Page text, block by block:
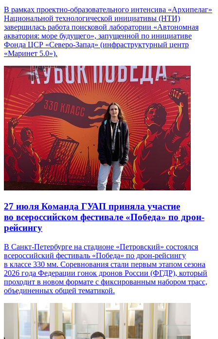
В рамках проектно-образовательного интенсива «Архипелаг»
Национальной технологической инициативы (НТИ)
завершилась работа поисковой лаборатории «Автономная
акватория: море будущего», запущенной по инициативе
Фонда ЦСР «Северо-Запад» (инфраструктурный центр
«Маринет 5.0»).
27 июля Команда ГУАП приняла участие
во всероссийском фестивале «Победа» по дрон-
рейсингу
В Санкт-Петербурге на стадионе «Петровский» состоялся
всероссийский фестиваль «Победа» по дрон-рейсингу
в классе 330 мм. Соревнования стали первым этапом сезона
2026 года Федерации гонок дронов России (ФГДР), который
проходит в новом формате с фиксированным набором трасс,
объединенных общей тематикой.